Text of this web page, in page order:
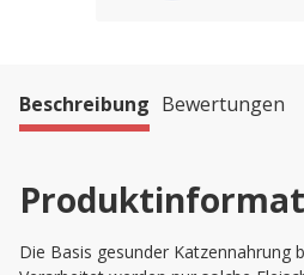
Beschreibung Bewertungen
Die Basis gesunder Katzennahrung